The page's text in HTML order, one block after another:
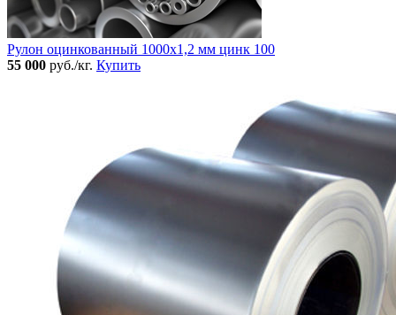
Рулон оцинкованный 1000х1,2 мм цинк 100
55 000 руб./кг. Купить